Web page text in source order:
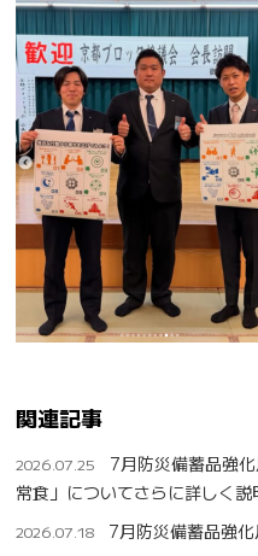
関連記事
2026.07.25
7月防災備蓄品強
常食」についてさらに詳しく説
2026.07.18 7月防災備蓄品強化